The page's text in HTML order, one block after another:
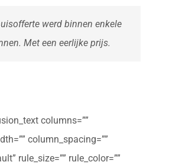
werd binnen enkele
Met een eerlijke prijs.
columns=””
column_spacing=””
rule_size=”” rule_color=””